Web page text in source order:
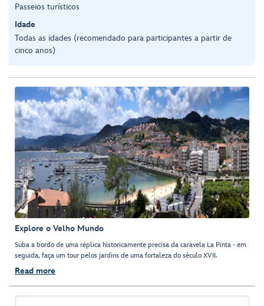
Passeios turísticos
Idade
Todas as idades (recomendado para participantes a partir de
cinco anos)
Explore o Velho Mundo
Suba a bordo de uma réplica historicamente precisa da caravela La Pinta - em
seguida, faça um tour pelos jardins de uma fortaleza do século XVII.
Read more